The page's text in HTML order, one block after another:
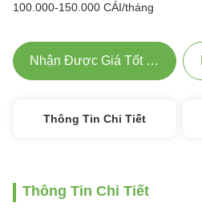
100.000-150.000 CÁI/tháng
Nhận Được Giá Tốt Nhất
Thông Tin Chi Tiết
Thông Tin Chi Tiết